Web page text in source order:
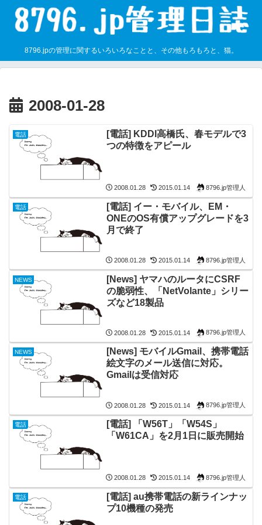
8796.jpの管理に関するいろいろなことと、その他もろもろと、猫。
2008-01-28
電話
[電話] KDDI高橋氏、春モデルで3
つの特徴をアピール
2008.01.28 2015.01.14 8796.jp管理人
電話
[電話] イー・モバイル、EM・
ONEのOS有償アップグレードを3
月で終了
2008.01.28 2015.01.14 8796.jp管理人
NEWS
[News] ヤマハのルータにCSRF
の脆弱性、「NetVolante」シリー
ズなど18製品
2008.01.28 2015.01.14 8796.jp管理人
NEWS
[News] モバイルGmail、携帯電話
絵文字のメール送信に対応。
Gmailは受信対応
2008.01.28 2015.01.14 8796.jp管理人
電話
[電話] 「W56T」「W54S」
「W61CA」を2月1日に販売開始
2008.01.28 2015.01.14 8796.jp管理人
電話
[電話] au携帯電話の新ラインナッ
プ10機種の発売